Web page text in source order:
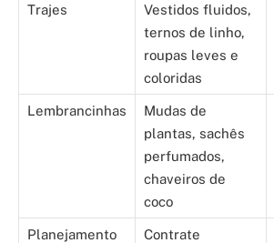
Trajes
Vestidos fluidos,
ternos de linho,
roupas leves e
coloridas
Lembrancinhas
Mudas de
plantas, sachês
perfumados,
chaveiros de
coco
Planejamento
Contrate